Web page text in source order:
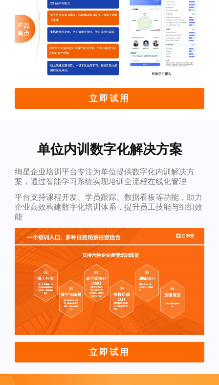
立即试用
单位内训数字化解决方案
绚星企业培训平台专注为单位提供数字化内训解决方
案，通过智能学习系统实现培训全流程在线化管理
平台支持课程开发、学员跟踪、数据看板等功能，助力
企业高效构建数字化培训体系，提升员工技能与组织效
能
立即试用